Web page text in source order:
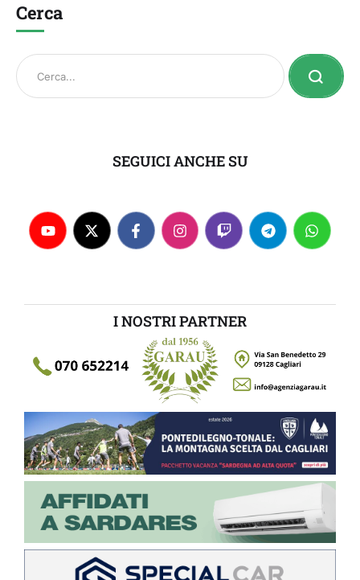
Cerca
SEGUICI ANCHE SU
I NOSTRI PARTNER